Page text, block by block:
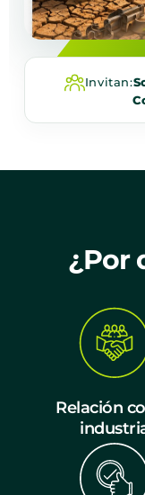
Invitan:
¿Por
Relación